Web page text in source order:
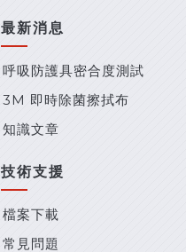
最新消息
呼吸防護具密合度測試
3M 即時除菌擦拭布
知識文章
技術支援
檔案下載
常見問題